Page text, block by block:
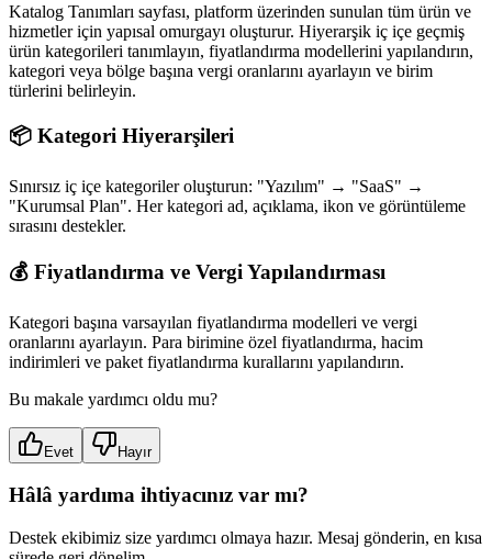
Katalog Tanımları sayfası, platform üzerinden sunulan tüm ürün ve
hizmetler için yapısal omurgayı oluşturur. Hiyerarşik iç içe geçmiş
ürün kategorileri tanımlayın, fiyatlandırma modellerini yapılandırın,
kategori veya bölge başına vergi oranlarını ayarlayın ve birim
türlerini belirleyin.
📦 Kategori Hiyerarşileri
Sınırsız iç içe kategoriler oluşturun: "Yazılım" → "SaaS" →
"Kurumsal Plan". Her kategori ad, açıklama, ikon ve görüntüleme
sırasını destekler.
💰 Fiyatlandırma ve Vergi Yapılandırması
Kategori başına varsayılan fiyatlandırma modelleri ve vergi
oranlarını ayarlayın. Para birimine özel fiyatlandırma, hacim
indirimleri ve paket fiyatlandırma kurallarını yapılandırın.
Bu makale yardımcı oldu mu?
Evet Hayır
Hâlâ yardıma ihtiyacınız var mı?
Destek ekibimiz size yardımcı olmaya hazır. Mesaj gönderin, en kısa